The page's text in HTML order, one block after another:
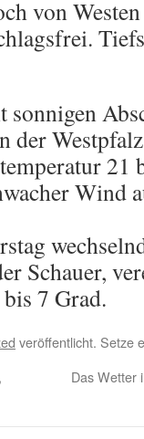
von
der
21
Wind
Schauer,
7 Grad.
veröffentlicht. Setze
Das Wetter